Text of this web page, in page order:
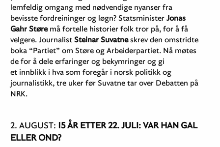
lemfeldig omgang med nødvendige nyanser fra
bevisste fordreininger og løgn? StatsministerJonas
Gahr Støre må fortelle historier folk tror på, for å få
velgere. JournalistSteinar Suvatneskrev den omstridte
boka “Partiet” om Støre og Arbeiderpartiet. Nå møtes
de for å dele erfaringer og bekymringer og gi
et innblikk i hva som foregår i norsk politikk og
journalistikk, tre uker før Suvatne tar over Debatten på
NRK.
2. AUGUST: 15 ÅR ETTER 22. JULI: VAR HAN GAL
ELLER OND?